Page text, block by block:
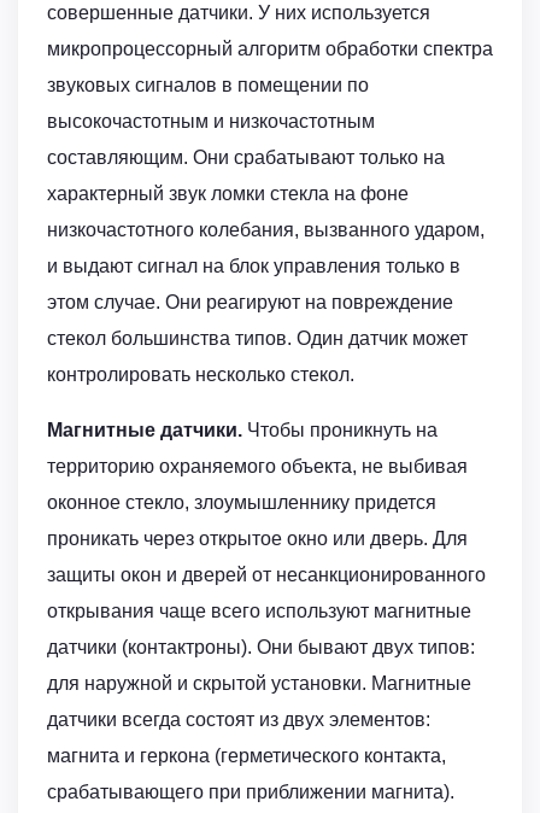
совершенные датчики. У них используется
микропроцессорный алгоритм обработки спектра
звуковых сигналов в помещении по
высокочастотным и низкочастотным
составляющим. Они срабатывают только на
характерный звук ломки стекла на фоне
низкочастотного колебания, вызванного ударом,
и выдают сигнал на блок управления только в
этом случае. Они реагируют на повреждение
стекол большинства типов. Один датчик может
контролировать несколько стекол.
Магнитные датчики. Чтобы проникнуть на
территорию охраняемого объекта, не выбивая
оконное стекло, злоумышленнику придется
проникать через открытое окно или дверь. Для
защиты окон и дверей от несанкционированного
открывания чаще всего используют магнитные
датчики (контактроны). Они бывают двух типов:
для наружной и скрытой установки. Магнитные
датчики всегда состоят из двух элементов:
магнита и геркона (герметического контакта,
срабатывающего при приближении магнита).